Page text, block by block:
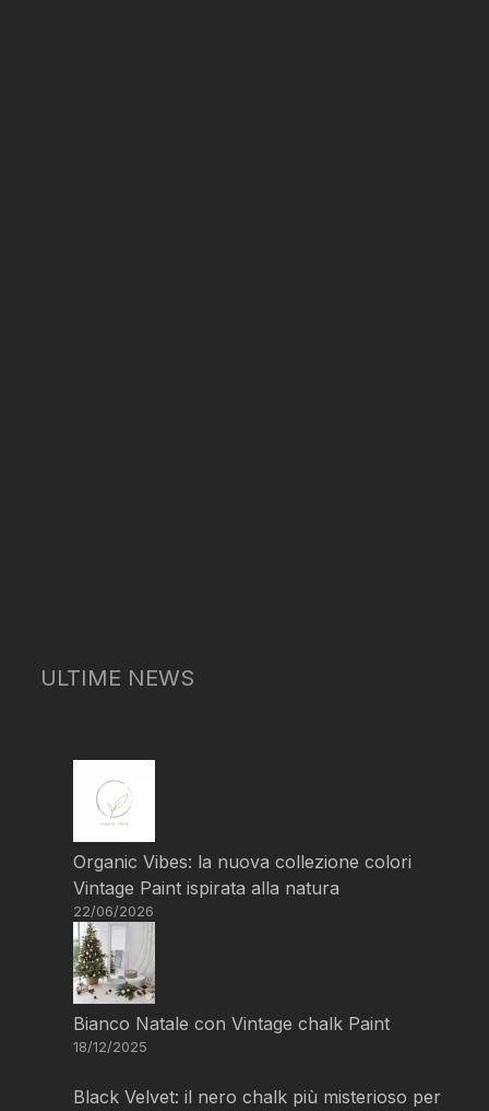
ULTIME NEWS
Organic Vibes: la nuova collezione colori
Vintage Paint ispirata alla natura
22/06/2026
Bianco Natale con Vintage chalk Paint
18/12/2025
Black Velvet: il nero chalk più misterioso per